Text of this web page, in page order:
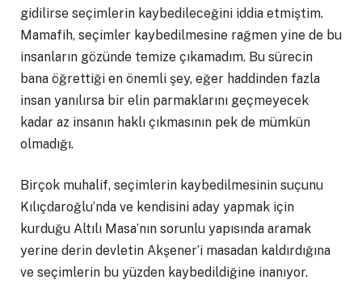
gidilirse seçimlerin kaybedileceğini iddia etmiştim.
Mamafih, seçimler kaybedilmesine rağmen yine de bu
insanların gözünde temize çıkamadım. Bu sürecin
bana öğrettiği en önemli şey, eğer haddinden fazla
insan yanılırsa bir elin parmaklarını geçmeyecek
kadar az insanın haklı çıkmasının pek de mümkün
olmadığı.
Birçok muhalif, seçimlerin kaybedilmesinin suçunu
Kılıçdaroğlu’nda ve kendisini aday yapmak için
kurduğu Altılı Masa’nın sorunlu yapısında aramak
yerine derin devletin Akşener’i masadan kaldırdığına
ve seçimlerin bu yüzden kaybedildiğine inanıyor.